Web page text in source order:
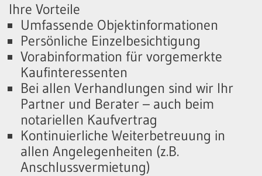
Ihre Vorteile
Umfassende Objektinformationen
Persönliche Einzelbesichtigung
Vorabinformation für vorgemerkte
Kaufinteressenten
Bei allen Verhandlungen sind wir Ihr
Partner und Berater – auch beim
notariellen Kaufvertrag
Kontinuierliche Weiterbetreuung in
allen Angelegenheiten (z.B.
Anschlussvermietung)